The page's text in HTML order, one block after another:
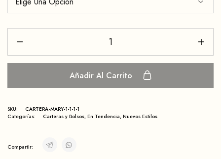
Añadir Al Carrito
SKU:
CARTERA-MARY-1-1-1-1
Categorías:
Carteras y Bolsos, En Tendencia, Nuevos Estilos
Compartir: